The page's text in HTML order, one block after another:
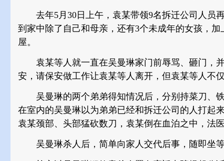
去年5月30日上午，袁某带领9名拆迁公司人员
到家中除了自己和母亲，还有3个未成年的女孩，
屋。
袁某等人就一直在吴曼琳家门前辱骂、砸门，
安，请保安做工作让袁某等人离开，但袁某等人不
吴曼琳的两个弟弟得知情况后，分别持菜刀、
在室内的吴曼琳以为弟弟已经和拆迁公司的人打起
袁某颈部、头部猛砍数刀，袁某倒在血泊之中，法
吴曼琳杀人后，简单向家人交代后事，随即坐